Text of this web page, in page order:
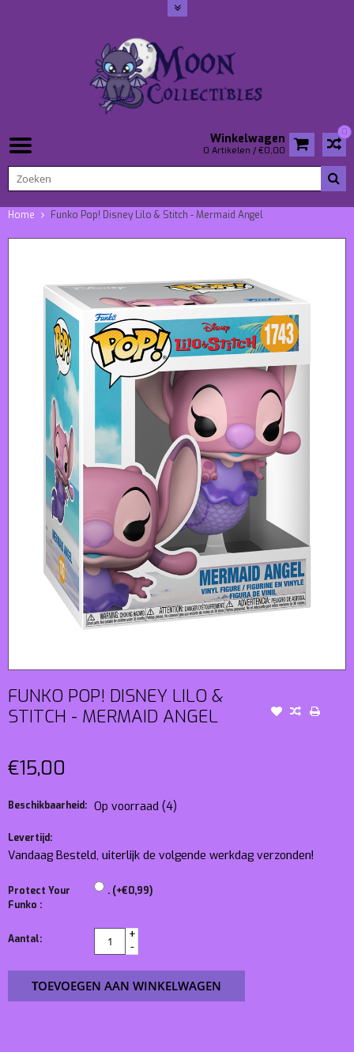
0
Winkelwagen
0 Artikelen / €0,00
Home Funko Pop! Disney Lilo & Stitch - Mermaid Angel
FUNKO POP! DISNEY LILO &
STITCH - MERMAID ANGEL
€15,00
Beschikbaarheid: Op voorraad (4)
Levertijd:
Vandaag Besteld, uiterlijk de volgende werkdag verzonden!
Protect Your
Funko :
. (+€0,99)
Aantal:
+
-
TOEVOEGEN AAN WINKELWAGEN